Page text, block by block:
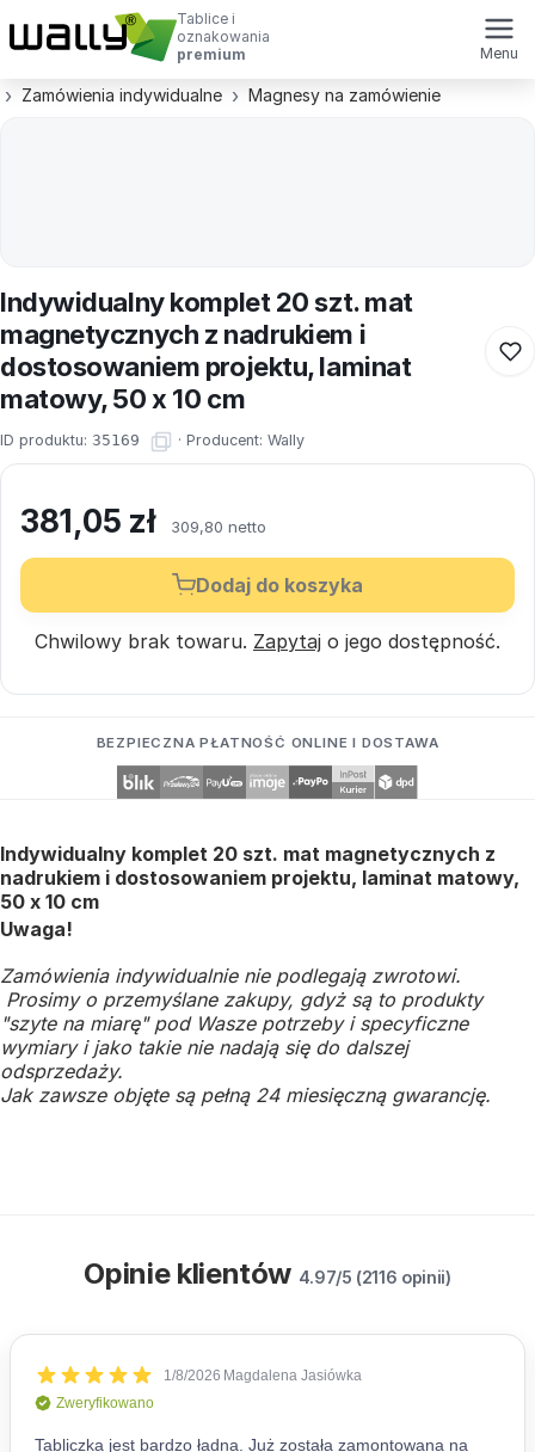
Tablice i
oznakowania
premium
Menu
Zamówienia indywidualne Magnesy na zamówienie
Indywidualny komplet 20 szt. mat
magnetycznych z nadrukiem i
dostosowaniem projektu, laminat
matowy, 50 x 10 cm
ID produktu: 35169 · Producent: Wally
381,05 zł 309,80 netto
Dodaj do koszyka
Chwilowy brak towaru. Zapytaj o jego dostępność.
BEZPIECZNA PŁATNOŚĆ ONLINE I DOSTAWA
Indywidualny komplet 20 szt. mat magnetycznych z
nadrukiem i dostosowaniem projektu, laminat matowy,
50 x 10 cm
Uwaga!
Zamówienia indywidualnie nie podlegają zwrotowi.
Prosimy o przemyślane zakupy, gdyż są to produkty
"szyte na miarę" pod Wasze potrzeby i specyficzne
wymiary i jako takie nie nadają się do dalszej
odsprzedaży.
Jak zawsze objęte są pełną 24 miesięczną gwarancję.
Opinie klientów 4.97/5 (2116 opinii)